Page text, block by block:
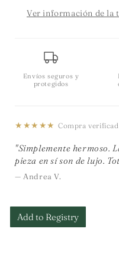
Ver información de la
Envíos seguros y
protegidos
★★★★★ Compra
"Simplemente hermoso.
pieza en sí son de lujo.
— Andrea V.
Add to Registry